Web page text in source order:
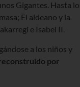
Gigantes. Hasta
El aldeano y la
e Isabel II.
a los niños y
por